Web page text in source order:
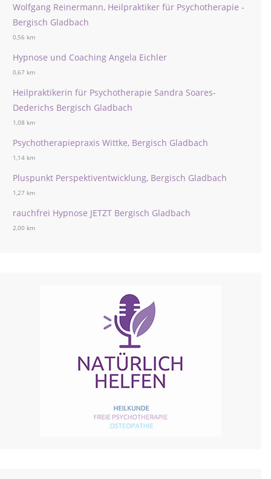
Wolfgang Reinermann, Heilpraktiker für Psychotherapie -
Bergisch Gladbach
0,56 km
Hypnose und Coaching Angela Eichler
0,67 km
Heilpraktikerin für Psychotherapie Sandra Soares-
Dederichs Bergisch Gladbach
1,08 km
Psychotherapiepraxis Wittke, Bergisch Gladbach
1,14 km
Pluspunkt Perspektiventwicklung, Bergisch Gladbach
1,27 km
rauchfrei Hypnose JETZT Bergisch Gladbach
2,00 km